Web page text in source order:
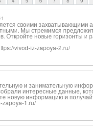
своими захватывающими
Мы стремимся
Откройте новые горизонты и
vivod-iz-zapoya-2.ru/
и занимательную
интересные данные,
новую информацию и
zapoya-1.ru/